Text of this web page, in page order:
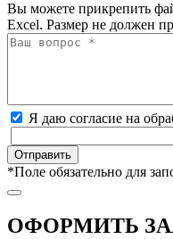
Вы можете прикрепить
Excel. Размер не должен
Я даю согласие на
*Поле обязательно для
ОФОРМИТЬ